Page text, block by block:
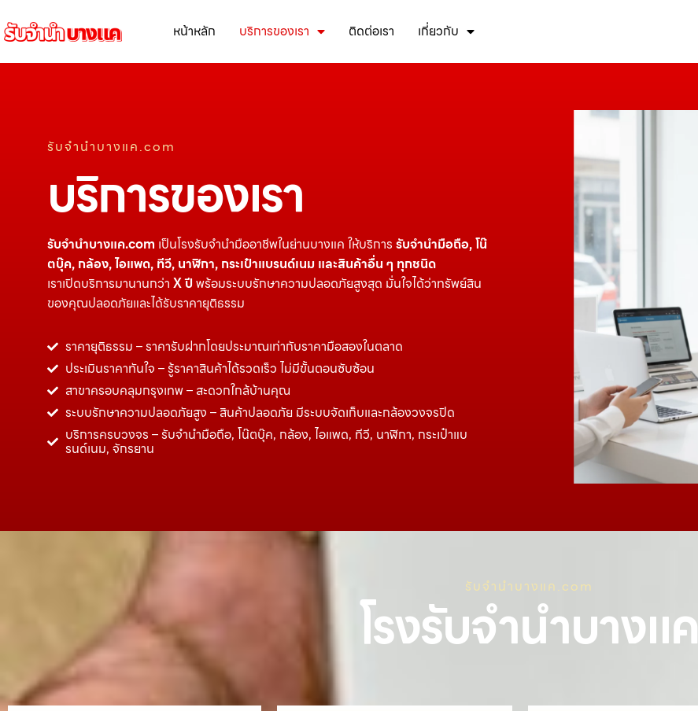
หน้าหลัก บริการของเรา ติดต่อเรา เกี่ยวกับ
รับจํานําบางแค.com
บริการของเรา
รับจํานําบางแค.com เป็นโรงรับจำนำมืออาชีพในย่านบางแค ให้บริการ รับจำนำมือถือ, โน๊
ตบุ๊ค, กล้อง, ไอแพด, ทีวี, นาฬิกา, กระเป๋าแบรนด์เนม และสินค้าอื่น ๆ ทุกชนิด
เราเปิดบริการมานานกว่า X ปี พร้อมระบบรักษาความปลอดภัยสูงสุด มั่นใจได้ว่าทรัพย์สิน
ของคุณปลอดภัยและได้รับราคายุติธรรม
ราคายุติธรรม – ราคารับฝากโดยประมาณเท่ากับราคามือสองในตลาด
ประเมินราคาทันใจ – รู้ราคาสินค้าได้รวดเร็ว ไม่มีขั้นตอนซับซ้อน
สาขาครอบคลุมกรุงเทพ – สะดวกใกล้บ้านคุณ
ระบบรักษาความปลอดภัยสูง – สินค้าปลอดภัย มีระบบจัดเก็บและกล้องวงจรปิด
บริการครบวงจร – รับจำนำมือถือ, โน๊ตบุ๊ค, กล้อง, ไอแพด, ทีวี, นาฬิกา, กระเป๋าแบ
รนด์เนม, จักรยาน
รับจํานําบางแค.com
โรงรับจำนำบางแค